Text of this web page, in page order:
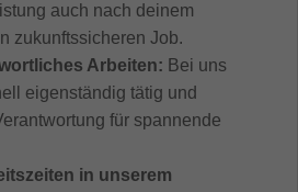
auch nach deinem
zukunftssicheren Job.
Arbeiten: Bei uns
eigenständig tätig und
für spannende
in unserem